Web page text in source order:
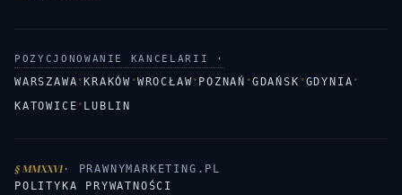
POZYCJONOWANIE KANCELARII ·
WARSZAWA ·KRAKÓW ·WROCŁAW· POZNAŃ ·GDAŃSK ·GDYNIA ·
KATOWICE · LUBLIN
§ MMXXVI · PRAWNYMARKETING.PL
POLITYKA PRYWATNOŚCI